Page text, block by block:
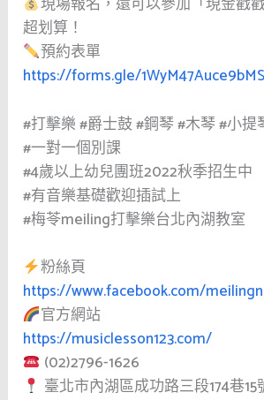
超划算！
預約表單
https://forms.gle/
#打擊樂#爵士鼓#鋼琴#木琴#小提
#一對一個別課
#4歲以上幼兒團班2022秋季招生中
#有音樂基礎歡迎插試上
#梅苓meiling打擊樂台北內湖教室
粉絲頁
https://www.facebook.com/
官方網站
https://musiclesson123.com/
(02)2796-1626
臺北市內湖區成功路三段174巷15